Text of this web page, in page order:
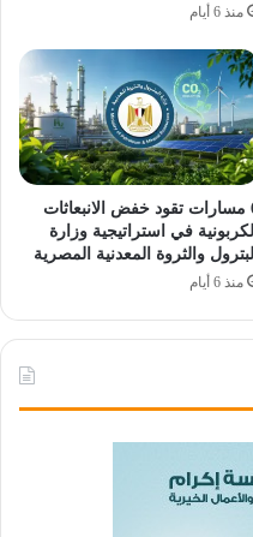
منذ 6 أيام
6 مسارات تقود خفض الانبعاثات
الكربونية في استراتيجية وزارة
البترول والثروة المعدنية المصرية
منذ 6 أيام